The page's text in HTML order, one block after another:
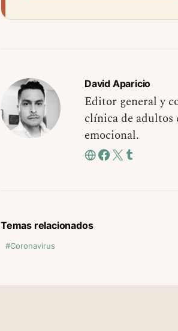
David Aparicio
Editor general y
clínica de adultos
emocional.
Temas relacionados
Coronavirus